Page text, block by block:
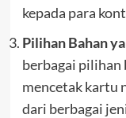
kepada para
Pilihan Bahan
berbagai
mencetak kartu
dari berbagai